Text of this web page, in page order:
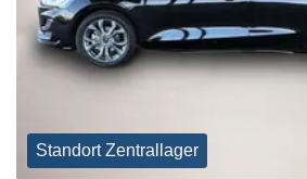
Standort Zentrallager